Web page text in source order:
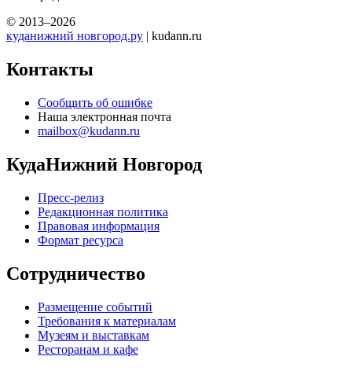
© 2013–2026
куданижний новгород.ру | kudann.ru
Контакты
Сообщить об ошибке
Наша электронная почта
mailbox@kudann.ru
КудаНижний Новгород
Пресс-релиз
Редакционная политика
Правовая информация
Формат ресурса
Сотрудничество
Размещение событий
Требования к материалам
Музеям и выставкам
Ресторанам и кафе